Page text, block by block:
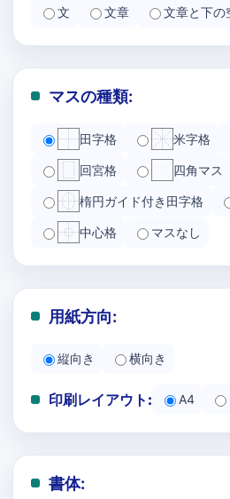
文
文章 文章と下の
マスの種類:
田字格 米字格
回宮格 四角マス
楕円ガイド付き田字格
中心格 マスなし
用紙方向:
縦向き 横向き
印刷レイアウト: A4
書体: